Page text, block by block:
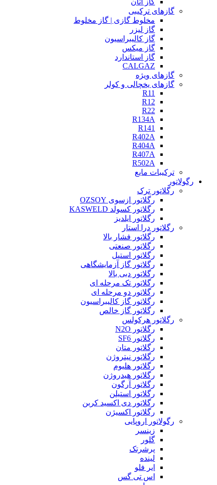
گاز اتان
گازهای ترکیبی
مخلوط گازی | گاز مخلوط
گاز لیزر
گاز کالیبراسیون
گاز میکس
گاز استاندارد
CALGAZ
گازهای ویژه
گازهای یخچالی و کولر
R11
R12
R22
R134A
R141
R402A
R404A
R407A
R502A
ترکیبات مایع
رگولاتور
رگلاتور ترک
رگلاتور ازسوی OZSOY
رگلاتور کسولد KASWELD
رگلاتور ایلدیز
رگلاتور درا استار
رگلاتور فشار بالا
رگلاتور صنعتی
رگلاتور استیل
رگلاتور گاز آزمایشگاهی
رگلاتور دبی بالا
رگلاتور تک مرحله ای
رگلاتور دو مرحله ای
رگلاتور گاز کالیبراسیون
رگلاتور گاز خالص
رگلاتور هرکولس
رگلاتور N2O
رگلاتور SF6
رگلاتور متان
رگلاتور نیتروژن
رگلاتور هلیوم
رگلاتور هیدروژن
رگلاتور آرگون
رگلاتور استیلن
رگلاتور دی اکسید کربن
رگلاتور اکسیژن
رگولاتور اروپایی
زینسر
گلور
پرشرتک
لینده
ایر فلو
اس تی گس